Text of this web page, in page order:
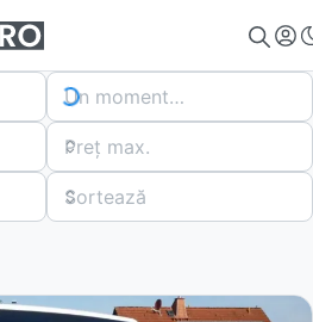
Un moment…
Preț max.
Sortează